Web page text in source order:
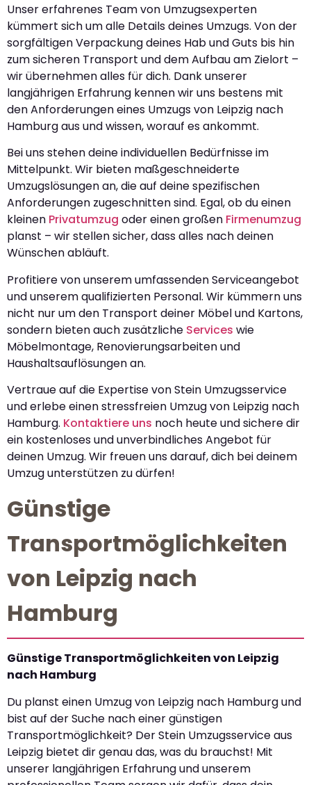
Unser erfahrenes Team von Umzugsexperten
kümmert sich um alle Details deines Umzugs. Von der
sorgfältigen Verpackung deines Hab und Guts bis hin
zum sicheren Transport und dem Aufbau am Zielort –
wir übernehmen alles für dich. Dank unserer
langjährigen Erfahrung kennen wir uns bestens mit
den Anforderungen eines Umzugs von Leipzig nach
Hamburg aus und wissen, worauf es ankommt.
Bei uns stehen deine individuellen Bedürfnisse im
Mittelpunkt. Wir bieten maßgeschneiderte
Umzugslösungen an, die auf deine spezifischen
Anforderungen zugeschnitten sind. Egal, ob du einen
kleinen Privatumzug oder einen großen Firmenumzug
planst – wir stellen sicher, dass alles nach deinen
Wünschen abläuft.
Profitiere von unserem umfassenden Serviceangebot
und unserem qualifizierten Personal. Wir kümmern uns
nicht nur um den Transport deiner Möbel und Kartons,
sondern bieten auch zusätzliche Services wie
Möbelmontage, Renovierungsarbeiten und
Haushaltsauflösungen an.
Vertraue auf die Expertise von Stein Umzugsservice
und erlebe einen stressfreien Umzug von Leipzig nach
Hamburg. Kontaktiere uns noch heute und sichere dir
ein kostenloses und unverbindliches Angebot für
deinen Umzug. Wir freuen uns darauf, dich bei deinem
Umzug unterstützen zu dürfen!
Günstige
Transportmöglichkeiten
von Leipzig nach
Hamburg
Günstige Transportmöglichkeiten von Leipzig
nach Hamburg
Du planst einen Umzug von Leipzig nach Hamburg und
bist auf der Suche nach einer günstigen
Transportmöglichkeit? Der Stein Umzugsservice aus
Leipzig bietet dir genau das, was du brauchst! Mit
unserer langjährigen Erfahrung und unserem